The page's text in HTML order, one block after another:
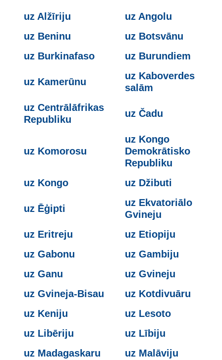
uz Alžīriju
uz Angolu
uz Beninu
uz Botsvānu
uz Burkinafaso
uz Burundiem
uz Kamerūnu
uz Kaboverdes
salām
uz Centrālāfrikas
Republiku
uz Čadu
uz Komorosu
uz Kongo
Demokrātisko
Republiku
uz Kongo
uz Džibuti
uz Ēģipti
uz Ekvatoriālo
Gvineju
uz Eritreju
uz Etiopiju
uz Gabonu
uz Gambiju
uz Ganu
uz Gvineju
uz Gvineja-Bisau
uz Kotdivuāru
uz Keniju
uz Lesoto
uz Libēriju
uz Lībiju
uz Madagaskaru
uz Malāviju